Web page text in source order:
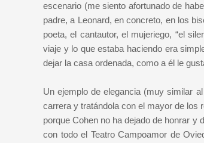
escenario (me siento afortunado de
padre, a Leonard, en concreto, en los
poeta, el cantautor, el mujeriego, “el
viaje y lo que estaba haciendo era
dejar la casa ordenada, como a él le
Un ejemplo de elegancia (muy similar
carrera y tratándola con el mayor de los
porque Cohen no ha dejado de honrar y
con todo el Teatro Campoamor de